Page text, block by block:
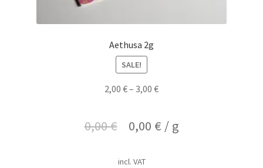
Aethusa 2g
SALE!
2,00 €– 3,00 €
0,00€ 0,00 € / g
incl. VAT